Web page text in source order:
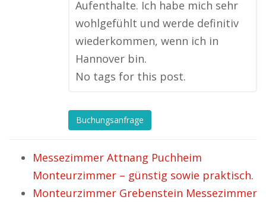
Aufenthalte. Ich habe mich sehr
wohlgefühlt und werde definitiv
wiederkommen, wenn ich in
Hannover bin.
No tags for this post.
Buchungsanfrage
Messezimmer Attnang Puchheim
Monteurzimmer – günstig sowie praktisch.
Monteurzimmer Grebenstein Messezimmer